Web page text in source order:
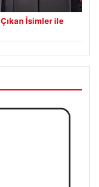
İsimler ile